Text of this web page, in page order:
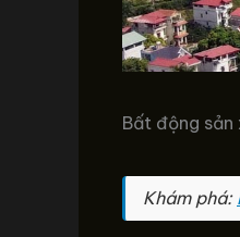
Bất động
Khám phá: